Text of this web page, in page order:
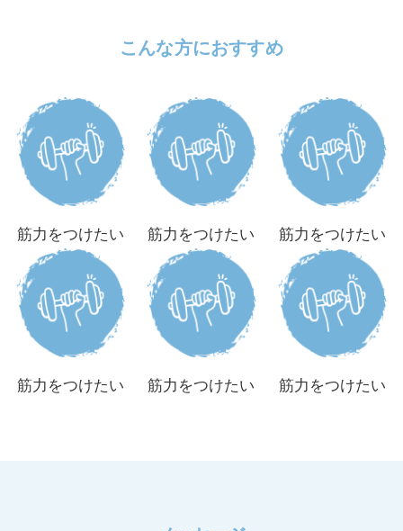
こんな方におすすめ
筋力をつけたい 筋力をつけたい 筋力をつけたい
筋力をつけたい 筋力をつけたい 筋力をつけたい